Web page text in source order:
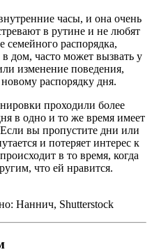
часы, и она очень
в рутине и не любят
семейного распорядка,
дом, часто может вызвать у
изменение поведения,
распорядку дня.
проходили более
в одно и то же время имеет
вы пропустите дни или
и потеряет интерес к
в то время, когда
что ей нравится.
Наннич, Shutterstock